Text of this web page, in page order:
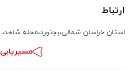
ارتباط
استان خراسان شمالی،بجنورد،محله شاهد،
مسیریابی